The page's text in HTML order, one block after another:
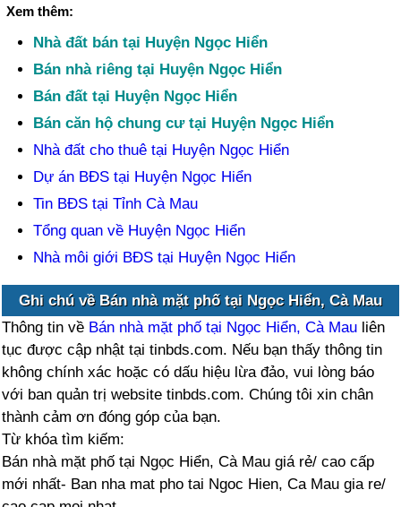
Xem thêm:
Nhà đất bán tại Huyện Ngọc Hiển
Bán nhà riêng tại Huyện Ngọc Hiển
Bán đất tại Huyện Ngọc Hiển
Bán căn hộ chung cư tại Huyện Ngọc Hiển
Nhà đất cho thuê tại Huyện Ngọc Hiển
Dự án BĐS tại Huyện Ngọc Hiển
Tin BĐS tại Tỉnh Cà Mau
Tổng quan về Huyện Ngọc Hiển
Nhà môi giới BĐS tại Huyện Ngọc Hiển
Ghi chú về Bán nhà mặt phố tại Ngọc Hiển, Cà Mau
Thông tin về Bán nhà mặt phố tại Ngọc Hiển, Cà Mau liên
tục được cập nhật tại tinbds.com. Nếu bạn thấy thông tin
không chính xác hoặc có dấu hiệu lừa đảo, vui lòng báo
với ban quản trị website tinbds.com. Chúng tôi xin chân
thành cảm ơn đóng góp của bạn.
Từ khóa tìm kiếm:
Bán nhà mặt phố tại Ngọc Hiển, Cà Mau giá rẻ/ cao cấp
mới nhất- Ban nha mat pho tai Ngoc Hien, Ca Mau gia re/